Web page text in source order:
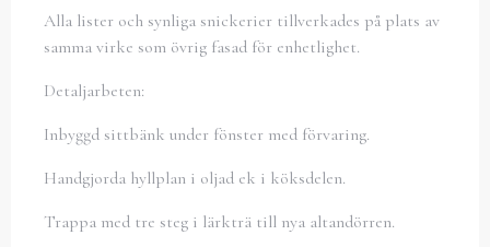
Alla lister och synliga snickerier tillverkades på plats av
samma virke som övrig fasad för enhetlighet.
Detaljarbeten:
Inbyggd sittbänk under fönster med förvaring.
Handgjorda hyllplan i oljad ek i köksdelen.
Trappa med tre steg i lärkträ till nya altandörren.